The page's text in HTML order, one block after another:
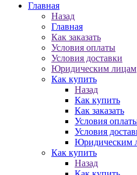
Главная
Назад
Главная
Как заказать
Условия оплаты
Условия доставки
Юридическим лицам
Как купить
Назад
Как купить
Как заказать
Условия
Условия
Юридическим
Как купить
Назад